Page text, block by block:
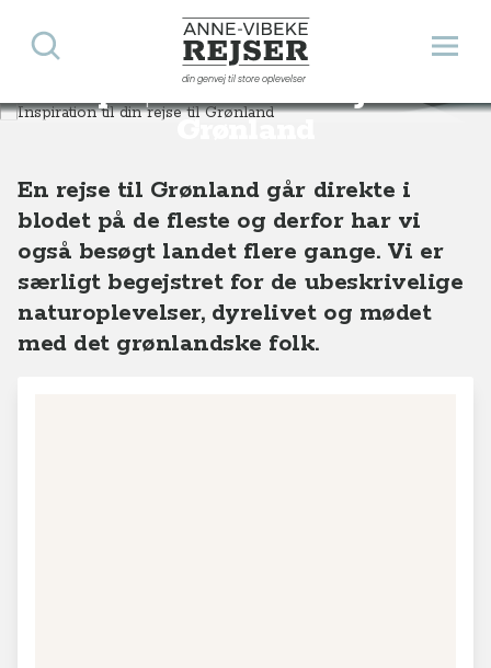
Anne-Vibeke Rejser
din genvej til store oplevelser
Åbn
Søg
Inspiration til din rejse til
Grønland
Destinationer Europa Grønland
En rejse til Grønland går direkte i
blodet på de fleste og derfor har vi
også besøgt landet flere gange. Vi er
særligt begejstret for de ubeskrivelige
naturoplevelser, dyrelivet og mødet
med det grønlandske folk.